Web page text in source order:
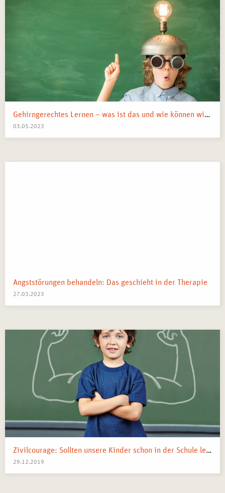
systemtherapeutischem Schwerpunkt in München
offizielle Teilnahmebescheinigung
die ihre erlernten Fähigkeiten dokumentiert.
Gehirngerechtes Lernen – was ist das und wie können wir es anwenden?
03.05.2023
Angststörungen behandeln: Das geschieht in der Therapie
27.03.2023
Zivilcourage: Sollten unsere Kinder schon in der Schule lernen einzuschreiten?
29.12.2019